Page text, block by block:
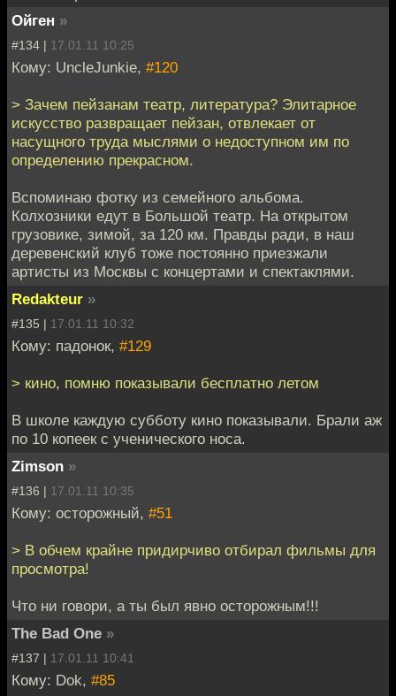
Ойген »
#134 | 17.01.11 10:25
Кому: UncleJunkie, #120
> Зачем пейзанам театр, литература? Элитарное
искусство развращает пейзан, отвлекает от
насущного труда мыслями о недоступном им по
определению прекрасном.
Вспоминаю фотку из семейного альбома.
Колхозники едут в Большой театр. На открытом
грузовике, зимой, за 120 км. Правды ради, в наш
деревенский клуб тоже постоянно приезжали
артисты из Москвы с концертами и спектаклями.
Redakteur »
#135 | 17.01.11 10:32
Кому: падонок, #129
> кино, помню показывали бесплатно летом
В школе каждую субботу кино показывали. Брали аж
по 10 копеек с ученического носа.
Zimson »
#136 | 17.01.11 10:35
Кому: осторожный, #51
> В обчем крайне придирчиво отбирал фильмы для
просмотра!
Что ни говори, а ты был явно осторожным!!!
The Bad One »
#137 | 17.01.11 10:41
Кому: Dok, #85